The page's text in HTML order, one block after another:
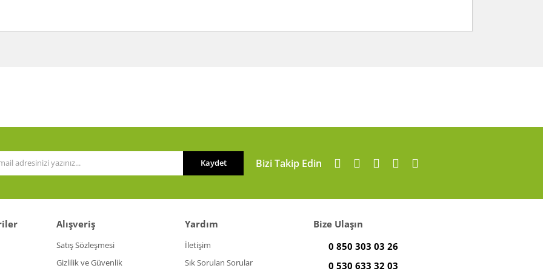
Kaydet Bizi Takip Edin
Alışveriş
Satış Sözleşmesi
Gizlilik ve Güvenlik
Yardım
İletişim
Sık Sorulan Sorular
Bize Ulaşın
0 850 303 03 26
0 530 633 32 03